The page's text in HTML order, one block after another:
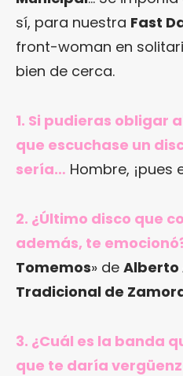
sí, para nuestra Fast
front-woman en
bien de cerca.
1. Si pudieras obligar
que escuchase un
sería… Hombre, ¡pues
2. ¿Último disco que
además, te
Tomemos» de Alberto
Tradicional de
3. ¿Cuál es la banda
que te daría